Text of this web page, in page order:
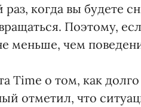
раз, когда вы будете
Поэтому,
меньше, чем
Time о том, как
отметил, что